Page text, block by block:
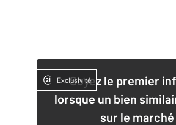
Soyez le premier
lorsque un bien
sur le marché
Exclusivité